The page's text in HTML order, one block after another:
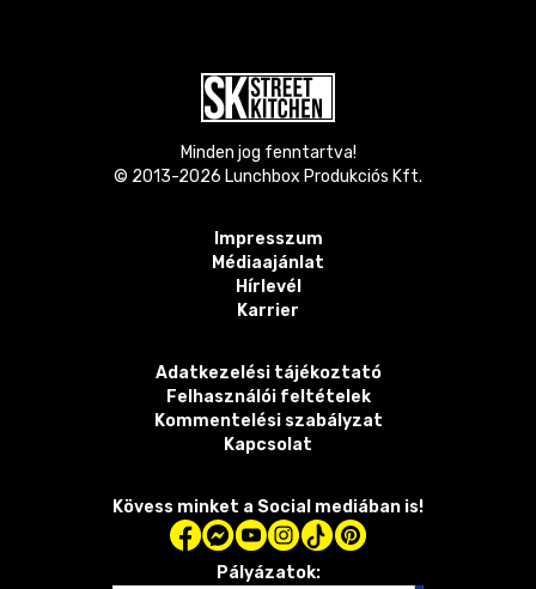
Minden jog fenntartva!
© 2013-2026 Lunchbox Produkciós Kft.
Impresszum
Médiaajánlat
Hírlevél
Karrier
Adatkezelési tájékoztató
Felhasználói feltételek
Kommentelési szabályzat
Kapcsolat
Kövess minket a Social mediában is!
Pályázatok: